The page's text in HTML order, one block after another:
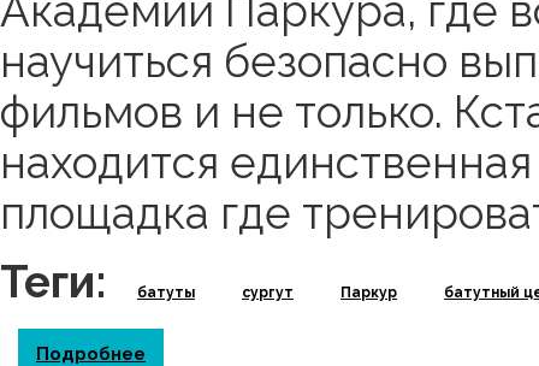
Академии Паркура, где
научиться безопасно
фильмов и не только.
находится
площадка где
Теги:
батуты сургут Паркур батутный
Подробнее